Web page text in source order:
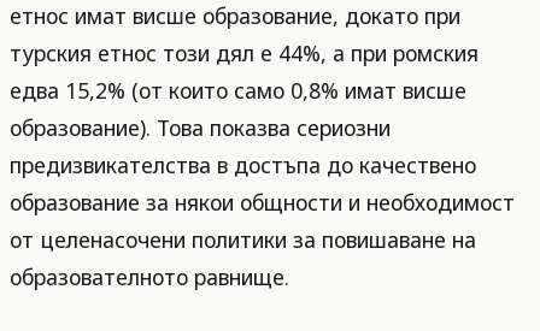
етнос имат висше образование, докато при
турския етнос този дял е 44%, а при ромския
едва 15,2% (от които само 0,8% имат висше
образование). Това показва сериозни
предизвикателства в достъпа до качествено
образование за някои общности и необходимост
от целенасочени политики за повишаване на
образователното равнище.